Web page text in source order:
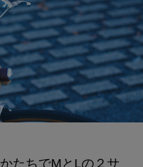
たちでMとLの２サ